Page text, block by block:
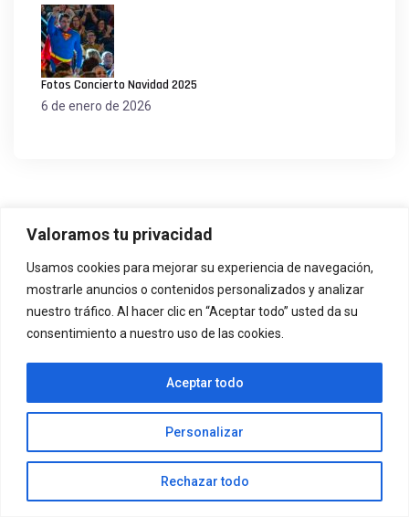
Valoramos tu privacidad
Usamos cookies para mejorar su experiencia de navegación,
mostrarle anuncios o contenidos personalizados y analizar
nuestro tráfico. Al hacer clic en “Aceptar todo” usted da su
consentimiento a nuestro uso de las cookies.
Personalizar
Rechazar todo
Aceptar todo
Fotos Concierto Navidad 2025
6 de enero de 2026
Edificio Claretianos C/ Fernández Ardavín Calatayud -
50.300 - Zaragoza info@bandacalatayud.es